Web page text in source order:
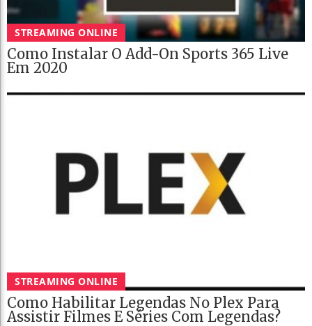
STREAMING ONLINE
Como Instalar O Add-On Sports 365 Live
Em 2020
STREAMING ONLINE
Como Habilitar Legendas No Plex Para
Assistir Filmes E Séries Com Legendas?